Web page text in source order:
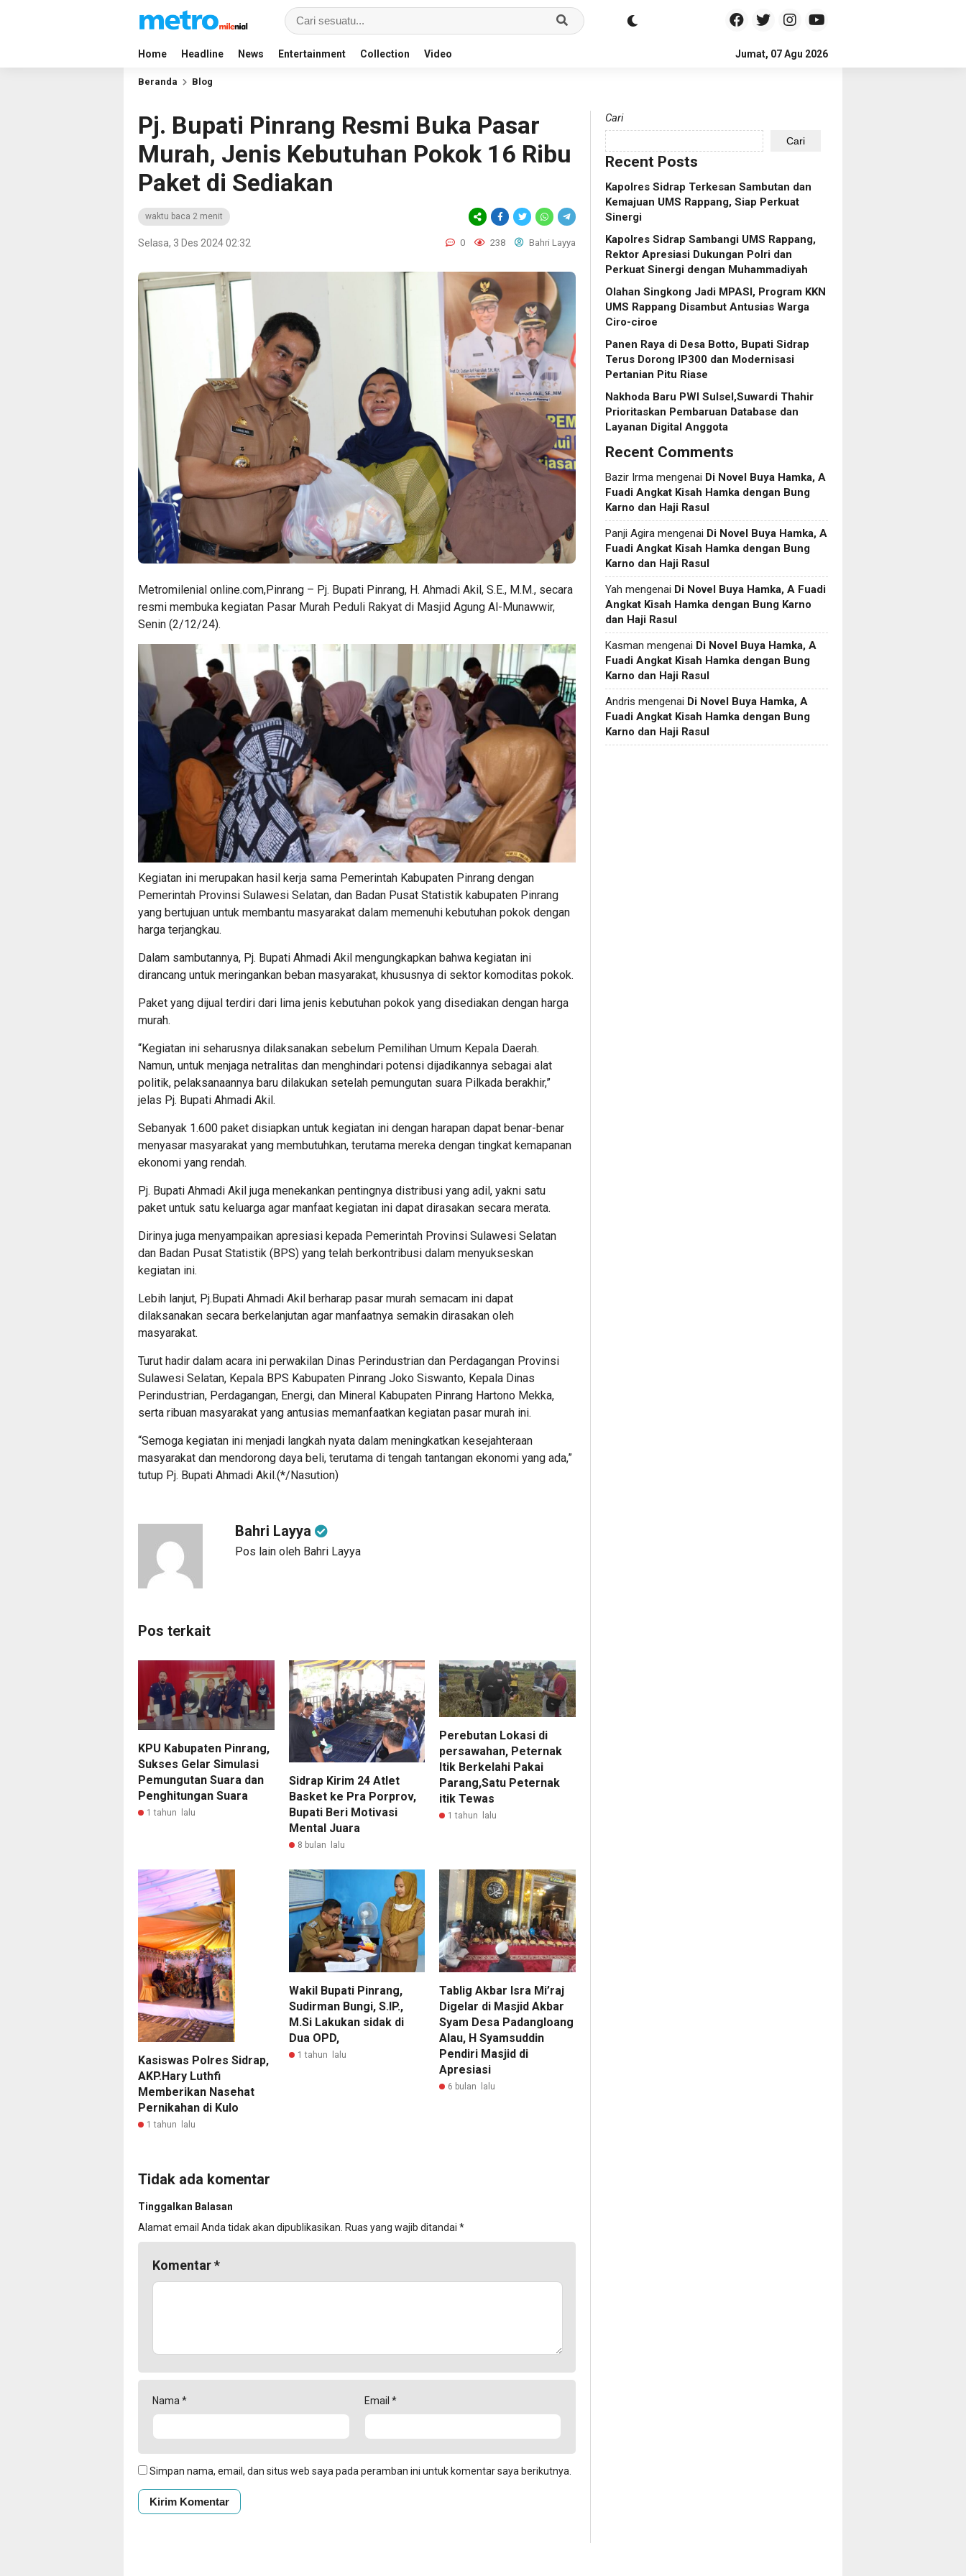
Home Headline News Entertainment Collection Video Jumat, 07 Agu 2026
Beranda Blog
Pj. Bupati Pinrang Resmi Buka Pasar
Murah, Jenis Kebutuhan Pokok 16 Ribu
Paket di Sediakan
waktu baca 2 menit
Selasa, 3 Des 2024 02:32 0 238 Bahri Layya
Metromilenial online.com,Pinrang – Pj. Bupati Pinrang, H. Ahmadi Akil, S.E., M.M., secara
resmi membuka kegiatan Pasar Murah Peduli Rakyat di Masjid Agung Al-Munawwir,
Senin (2/12/24).
Kegiatan ini merupakan hasil kerja sama Pemerintah Kabupaten Pinrang dengan
Pemerintah Provinsi Sulawesi Selatan, dan Badan Pusat Statistik kabupaten Pinrang
yang bertujuan untuk membantu masyarakat dalam memenuhi kebutuhan pokok dengan
harga terjangkau.
Dalam sambutannya, Pj. Bupati Ahmadi Akil mengungkapkan bahwa kegiatan ini
dirancang untuk meringankan beban masyarakat, khususnya di sektor komoditas pokok.
Paket yang dijual terdiri dari lima jenis kebutuhan pokok yang disediakan dengan harga
murah.
“Kegiatan ini seharusnya dilaksanakan sebelum Pemilihan Umum Kepala Daerah.
Namun, untuk menjaga netralitas dan menghindari potensi dijadikannya sebagai alat
politik, pelaksanaannya baru dilakukan setelah pemungutan suara Pilkada berakhir,”
jelas Pj. Bupati Ahmadi Akil.
Sebanyak 1.600 paket disiapkan untuk kegiatan ini dengan harapan dapat benar-benar
menyasar masyarakat yang membutuhkan, terutama mereka dengan tingkat kemapanan
ekonomi yang rendah.
Pj. Bupati Ahmadi Akil juga menekankan pentingnya distribusi yang adil, yakni satu
paket untuk satu keluarga agar manfaat kegiatan ini dapat dirasakan secara merata.
Dirinya juga menyampaikan apresiasi kepada Pemerintah Provinsi Sulawesi Selatan
dan Badan Pusat Statistik (BPS) yang telah berkontribusi dalam menyukseskan
kegiatan ini.
Lebih lanjut, Pj.Bupati Ahmadi Akil berharap pasar murah semacam ini dapat
dilaksanakan secara berkelanjutan agar manfaatnya semakin dirasakan oleh
masyarakat.
Turut hadir dalam acara ini perwakilan Dinas Perindustrian dan Perdagangan Provinsi
Sulawesi Selatan, Kepala BPS Kabupaten Pinrang Joko Siswanto, Kepala Dinas
Perindustrian, Perdagangan, Energi, dan Mineral Kabupaten Pinrang Hartono Mekka,
serta ribuan masyarakat yang antusias memanfaatkan kegiatan pasar murah ini.
“Semoga kegiatan ini menjadi langkah nyata dalam meningkatkan kesejahteraan
masyarakat dan mendorong daya beli, terutama di tengah tantangan ekonomi yang ada,”
tutup Pj. Bupati Ahmadi Akil.(*/Nasution)
Bahri Layya
Pos lain oleh Bahri Layya
Pos terkait
KPU Kabupaten Pinrang,
Sukses Gelar Simulasi
Pemungutan Suara dan
Penghitungan Suara
1 tahun lalu
Sidrap Kirim 24 Atlet
Basket ke Pra Porprov,
Bupati Beri Motivasi
Mental Juara
8 bulan lalu
Perebutan Lokasi di
persawahan, Peternak
Itik Berkelahi Pakai
Parang,Satu Peternak
itik Tewas
1 tahun lalu
Kasiswas Polres Sidrap,
AKP.Hary Luthfi
Memberikan Nasehat
Pernikahan di Kulo
1 tahun lalu
Wakil Bupati Pinrang,
Sudirman Bungi, S.IP.,
M.Si Lakukan sidak di
Dua OPD,
1 tahun lalu
Tablig Akbar Isra Mi’raj
Digelar di Masjid Akbar
Syam Desa Padangloang
Alau, H Syamsuddin
Pendiri Masjid di
Apresiasi
6 bulan lalu
Tidak ada komentar
Tinggalkan Balasan
Alamat email Anda tidak akan dipublikasikan. Ruas yang wajib ditandai *
Komentar*
Nama* Email *
Simpan nama, email, dan situs web saya pada peramban ini untuk komentar saya berikutnya.
Cari
Cari
Recent Posts
Kapolres Sidrap Terkesan Sambutan dan
Kemajuan UMS Rappang, Siap Perkuat
Sinergi
Kapolres Sidrap Sambangi UMS Rappang,
Rektor Apresiasi Dukungan Polri dan
Perkuat Sinergi dengan Muhammadiyah
Olahan Singkong Jadi MPASI, Program KKN
UMS Rappang Disambut Antusias Warga
Ciro-ciroe
Panen Raya di Desa Botto, Bupati Sidrap
Terus Dorong IP300 dan Modernisasi
Pertanian Pitu Riase
Nakhoda Baru PWI Sulsel,Suwardi Thahir
Prioritaskan Pembaruan Database dan
Layanan Digital Anggota
Recent Comments
Bazir Irma mengenai Di Novel Buya Hamka, A
Fuadi Angkat Kisah Hamka dengan Bung
Karno dan Haji Rasul
Panji Agira mengenai Di Novel Buya Hamka, A
Fuadi Angkat Kisah Hamka dengan Bung
Karno dan Haji Rasul
Yah mengenai Di Novel Buya Hamka, A Fuadi
Angkat Kisah Hamka dengan Bung Karno
dan Haji Rasul
Kasman mengenai Di Novel Buya Hamka, A
Fuadi Angkat Kisah Hamka dengan Bung
Karno dan Haji Rasul
Andris mengenai Di Novel Buya Hamka, A
Fuadi Angkat Kisah Hamka dengan Bung
Karno dan Haji Rasul